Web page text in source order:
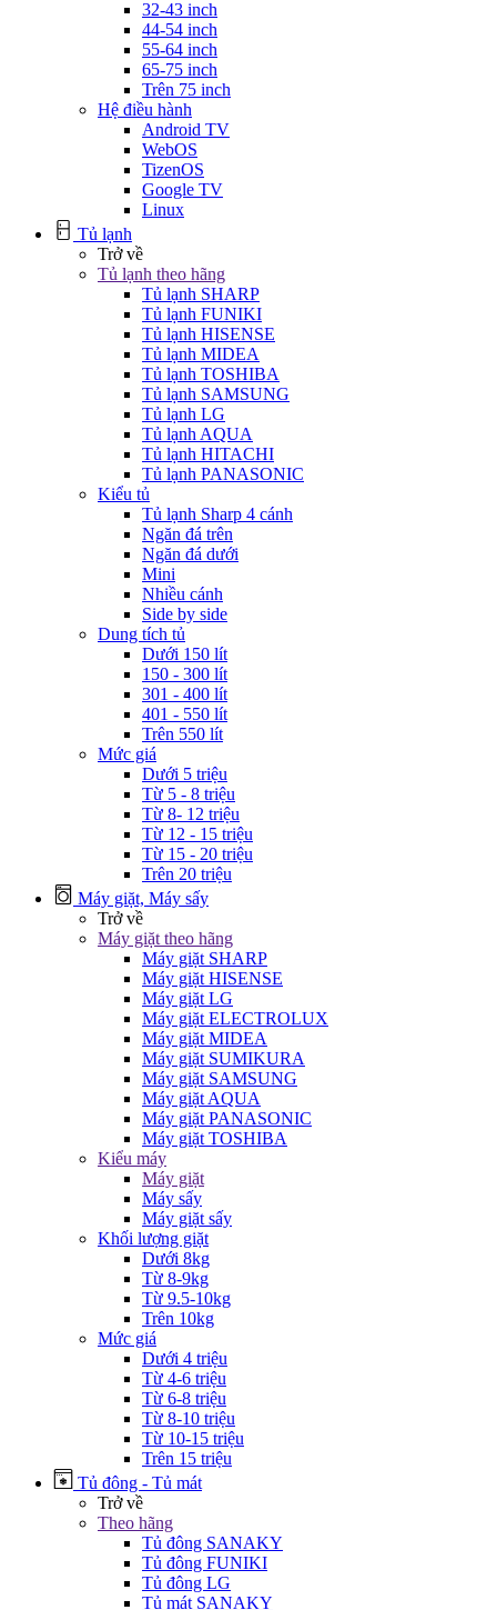
32-43 inch
44-54 inch
55-64 inch
65-75 inch
Trên 75 inch
Hệ điều hành
Android TV
WebOS
TizenOS
Google TV
Linux
Tủ lạnh
Trở về
Tủ lạnh theo hãng
Tủ lạnh SHARP
Tủ lạnh FUNIKI
Tủ lạnh HISENSE
Tủ lạnh MIDEA
Tủ lạnh TOSHIBA
Tủ lạnh SAMSUNG
Tủ lạnh LG
Tủ lạnh AQUA
Tủ lạnh HITACHI
Tủ lạnh PANASONIC
Kiểu tủ
Tủ lạnh Sharp 4 cánh
Ngăn đá trên
Ngăn đá dưới
Mini
Nhiều cánh
Side by side
Dung tích tủ
Dưới 150 lít
150 - 300 lít
301 - 400 lít
401 - 550 lít
Trên 550 lít
Mức giá
Dưới 5 triệu
Từ 5 - 8 triệu
Từ 8- 12 triệu
Từ 12 - 15 triệu
Từ 15 - 20 triệu
Trên 20 triệu
Máy giặt, Máy sấy
Trở về
Máy giặt theo hãng
Máy giặt SHARP
Máy giặt HISENSE
Máy giặt LG
Máy giặt ELECTROLUX
Máy giặt MIDEA
Máy giặt SUMIKURA
Máy giặt SAMSUNG
Máy giặt AQUA
Máy giặt PANASONIC
Máy giặt TOSHIBA
Kiểu máy
Máy giặt
Máy sấy
Máy giặt sấy
Khối lượng giặt
Dưới 8kg
Từ 8-9kg
Từ 9.5-10kg
Trên 10kg
Mức giá
Dưới 4 triệu
Từ 4-6 triệu
Từ 6-8 triệu
Từ 8-10 triệu
Từ 10-15 triệu
Trên 15 triệu
Tủ đông - Tủ mát
Trở về
Theo hãng
Tủ đông SANAKY
Tủ đông FUNIKI
Tủ đông LG
Tủ mát SANAKY